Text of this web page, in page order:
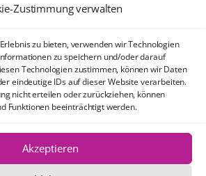
Zustimmung verwalten
zu bieten, verwenden wir Technologien
zu speichern und/oder darauf
Technologien zustimmen, können wir Daten
eindeutige IDs auf dieser Website verarbeiten.
nicht erteilen oder zurückziehen, können
Funktionen beeinträchtigt werden.
Akzeptieren
lehrpfade@th-koeln.de
Anfahrt
TH Köln
Standort Köln-Mülheim
51063 Köln